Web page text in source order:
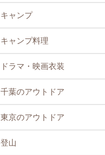
キャンプ
キャンプ料理
ドラマ・映画衣装
千葉のアウトドア
東京のアウトドア
登山